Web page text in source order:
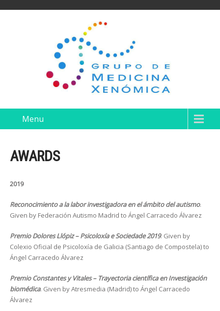
Menu
AWARDS
2019
Reconocimiento a la labor investigadora en el ámbito del autismo.
Given by Federación Autismo Madrid to Ángel Carracedo Álvarez
Premio Dolores Llópiz – Psicoloxía e Sociedade 2019. Given by
Colexio Oficial de Psicoloxía de Galicia (Santiago de Compostela) to
Ángel Carracedo Álvarez
Premio Constantes y Vitales – Trayectoria científica en Investigación
biomédica. Given by Atresmedia (Madrid) to Ángel Carracedo
Álvarez